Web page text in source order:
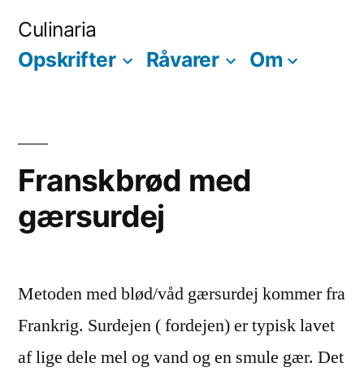
content
Culinaria
Opskrifter
Råvarer Om
Franskbrød med
gærsurdej
Metoden med blød/våd gærsurdej kommer fra
Frankrig. Surdejen ( fordejen) er typisk lavet
af lige dele mel og vand og en smule gær. Det